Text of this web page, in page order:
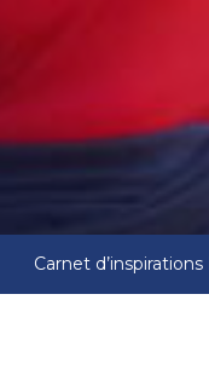
Carnet d’inspirations